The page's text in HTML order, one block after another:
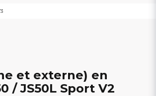
et externe) en
/ JS50L Sport V2